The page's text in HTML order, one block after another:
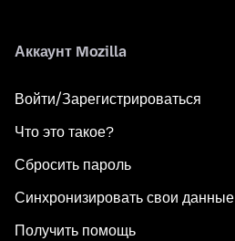
Аккаунт Mozilla
Войти/Зарегистрироваться
Что это такое?
Сбросить пароль
Синхронизировать свои данные
Получить помощь